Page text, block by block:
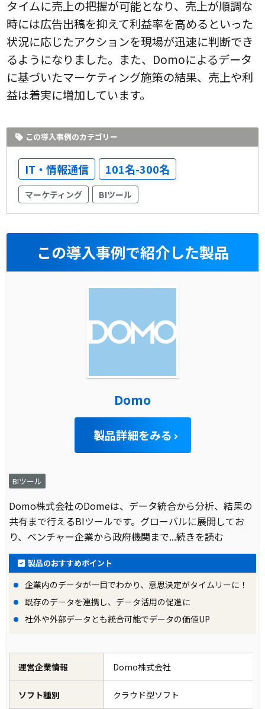
タイムに売上の把握が可能となり、売上が順調な
時には広告出稿を抑えて利益率を高めるといった
状況に応じたアクションを現場が迅速に判断でき
るようになりました。また、Domoによるデータ
に基づいたマーケティング施策の結果、売上や利
益は着実に増加しています。
この導入事例のカテゴリー
IT・情報通信 101名-300名
マーケティング BIツール
この導入事例で紹介した製品
Domo
製品詳細をみる
BIツール
Domo株式会社のDomeは、データ統合から分析、結果の
共有まで行えるBIツールです。グローバルに展開してお
り、ベンチャー企業から政府機関まで...続きを読む
製品のおすすめポイント
企業内のデータが一目でわかり、意思決定がタイムリーに！
既存のデータを連携し、データ活用の促進に
社外や外部データとも統合可能でデータの価値UP
運営企業情報 Domo株式会社
ソフト種別 クラウド型ソフト